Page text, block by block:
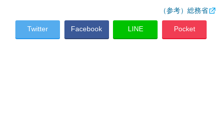
（参考）総務省
Twitter Facebook LINE Pocket